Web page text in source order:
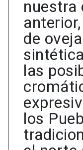
nuestra
de
las
los